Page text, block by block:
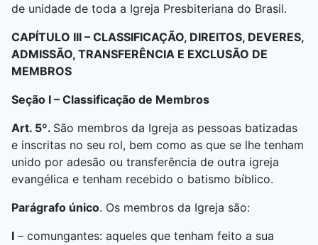
de unidade de toda a Igreja Presbiteriana do Brasil.
CAPÍTULO III – CLASSIFICAÇÃO, DIREITOS, DEVERES,
ADMISSÃO, TRANSFERÊNCIA E EXCLUSÃO DE
MEMBROS
Seção I – Classificação de Membros
Art. 5º. São membros da Igreja as pessoas batizadas
e inscritas no seu rol, bem como as que se lhe tenham
unido por adesão ou transferência de outra igreja
evangélica e tenham recebido o batismo bíblico.
Parágrafo único. Os membros da Igreja são:
I – comungantes: aqueles que tenham feito a sua